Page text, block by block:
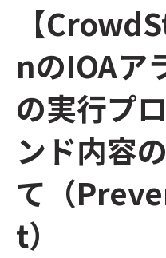
【
nのIOAア
の実行プ
ンド内容
て（
t）